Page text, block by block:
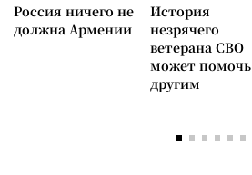
Россия ничего не
должна Армении
История
незрячего
ветерана СВО
может помочь
другим